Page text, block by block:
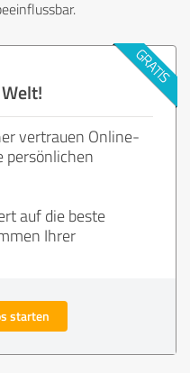
vertrauen Online-
persönlichen
auf die beste
Ihrer
starten